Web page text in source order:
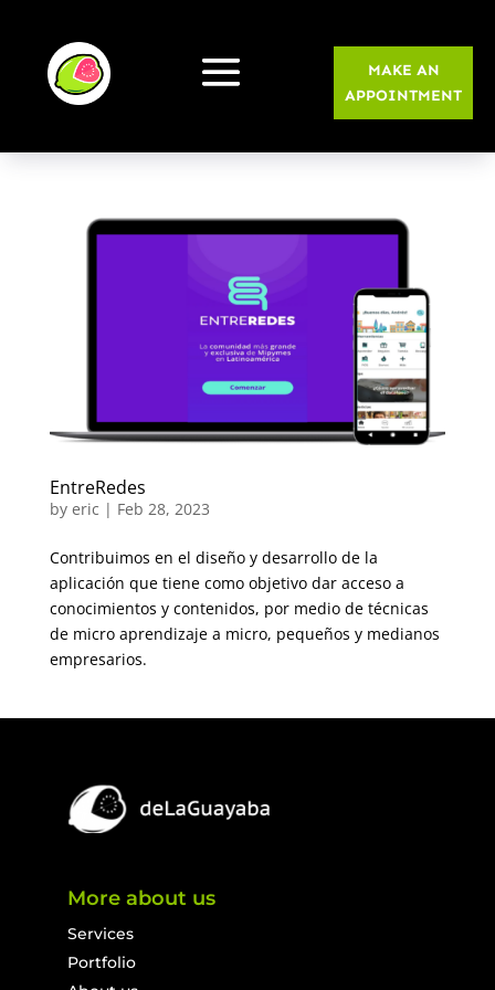
MAKE AN
APPOINTMENT
EntreRedes
by eric | Feb 28, 2023
Contribuimos en el diseño y desarrollo de la
aplicación que tiene como objetivo dar acceso a
conocimientos y contenidos, por medio de técnicas
de micro aprendizaje a micro, pequeños y medianos
empresarios.
More about us
Services
Portfolio